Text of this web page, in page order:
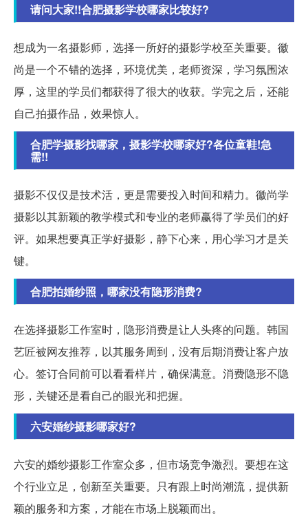
请问大家!!合肥摄影学校哪家比较好?
想成为一名摄影师，选择一所好的摄影学校至关重要。徽
尚是一个不错的选择，环境优美，老师资深，学习氛围浓
厚，这里的学员们都获得了很大的收获。学完之后，还能
自己拍摄作品，效果惊人。
合肥学摄影找哪家，摄影学校哪家好?各位童鞋!急
需!!
摄影不仅仅是技术活，更是需要投入时间和精力。徽尚学
摄影以其新颖的教学模式和专业的老师赢得了学员们的好
评。如果想要真正学好摄影，静下心来，用心学习才是关
键。
合肥拍婚纱照，哪家没有隐形消费?
在选择摄影工作室时，隐形消费是让人头疼的问题。韩国
艺匠被网友推荐，以其服务周到，没有后期消费让客户放
心。签订合同前可以看看样片，确保满意。消费隐形不隐
形，关键还是看自己的眼光和把握。
六安婚纱摄影哪家好?
六安的婚纱摄影工作室众多，但市场竞争激烈。要想在这
个行业立足，创新至关重要。只有跟上时尚潮流，提供新
颖的服务和方案，才能在市场上脱颖而出。